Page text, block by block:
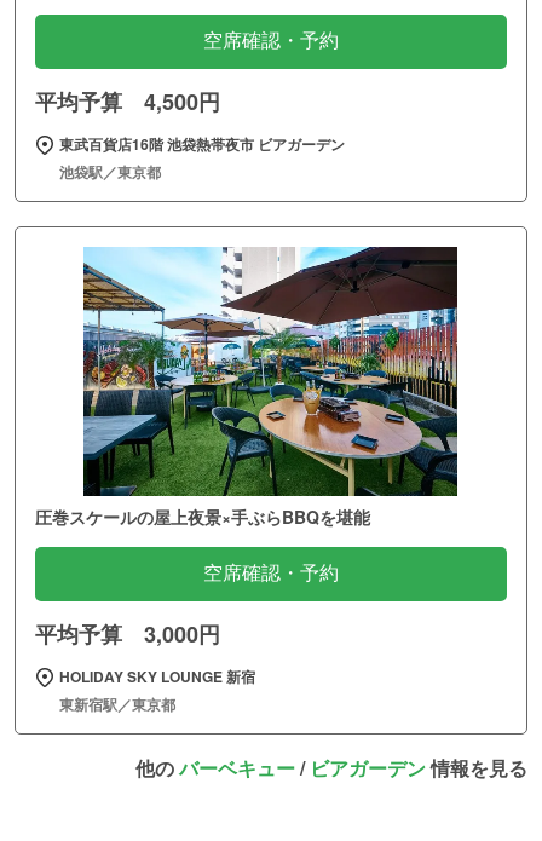
空席確認・予約
平均予算 4,500円
東武百貨店16階 池袋熱帯夜市 ビアガーデン
池袋駅／東京都
圧巻スケールの屋上夜景×手ぶらBBQを堪能
空席確認・予約
平均予算 3,000円
HOLIDAY SKY LOUNGE 新宿
東新宿駅／東京都
他のバーベキュー/ ビアガーデン情報を見る